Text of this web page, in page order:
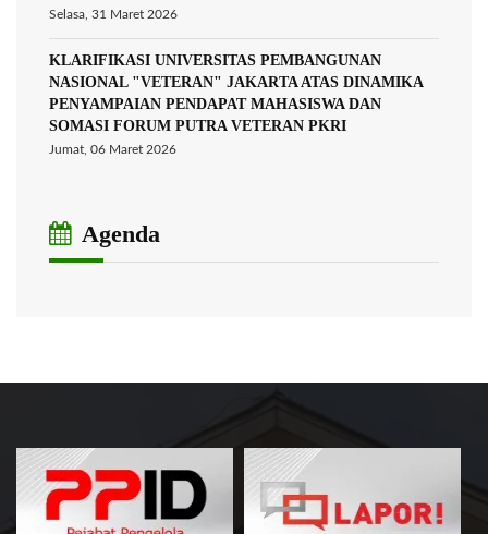
Selasa, 31 Maret 2026
KLARIFIKASI UNIVERSITAS PEMBANGUNAN
NASIONAL "VETERAN" JAKARTA ATAS DINAMIKA
PENYAMPAIAN PENDAPAT MAHASISWA DAN
SOMASI FORUM PUTRA VETERAN PKRI
Jumat, 06 Maret 2026
Agenda